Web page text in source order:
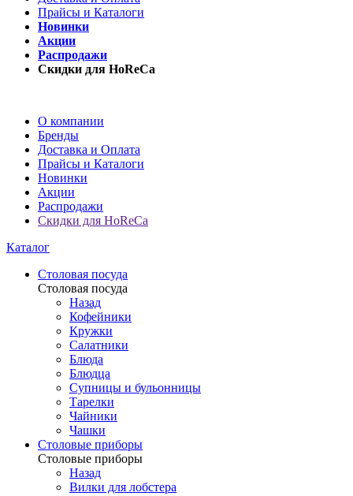
Прайсы и Каталоги
Новинки
Акции
Распродажи
Скидки для HoReCa
О компании
Бренды
Доставка и Оплата
Прайсы и Каталоги
Новинки
Акции
Распродажи
Скидки для HoReCa
Каталог
Столовая посуда
Столовая посуда
Назад
Кофейники
Кружки
Салатники
Блюда
Блюдца
Супницы и бульонницы
Тарелки
Чайники
Чашки
Cтоловые приборы
Cтоловые приборы
Назад
Вилки для лобстера